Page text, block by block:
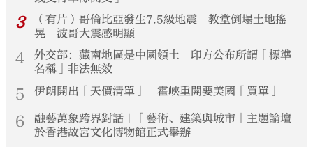
3
（有片）哥倫比亞發生7.5級地震 教堂倒塌土地搖
晃 波哥大震感明顯
4
外交部：藏南地區是中國領土 印方公布所謂「標準
名稱」非法無效
5 伊朗開出「天價清單」 霍峽重開要美國「買單」
6
融藝萬象跨界對話｜「藝術、建築與城市」主題論壇
於香港故宮文化博物館正式舉辦